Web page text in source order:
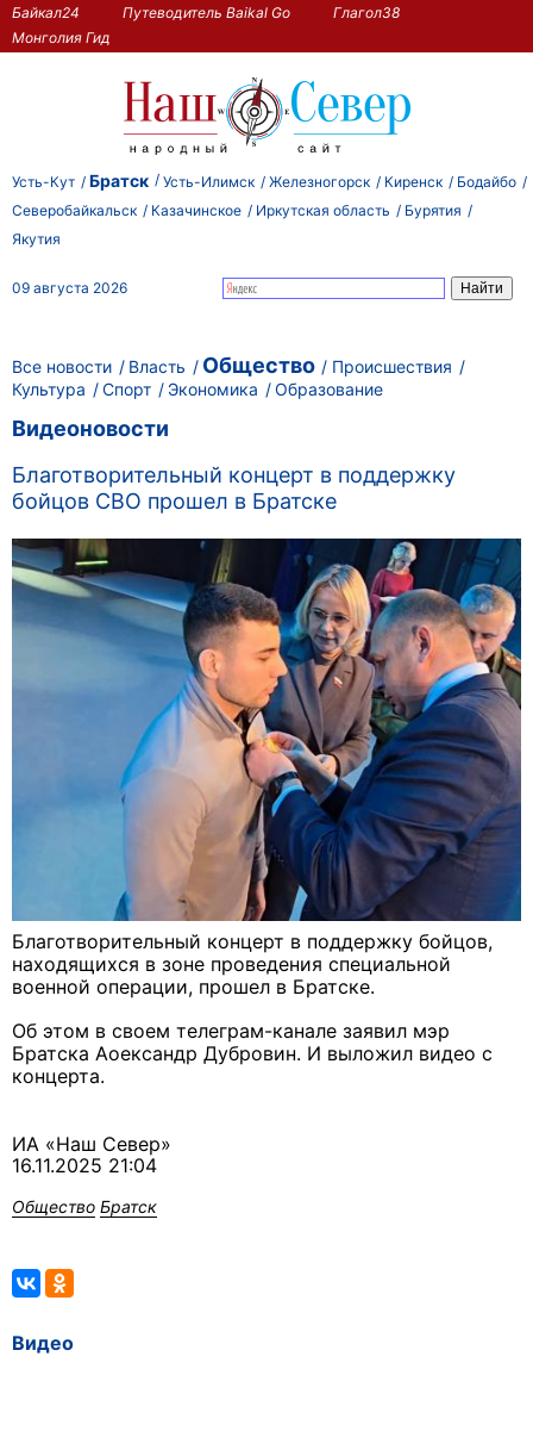
Байкал24 Путеводитель Baikal Go
Глагол38
Монголия Гид
Усть-Кут Братск Усть-Илимск Железногорск Киренск
Бодайбо
Северобайкальск
Казачинское Иркутская область
Бурятия
Якутия
09 августа 2026
Все новости Власть Общество
Происшествия
Культура
Спорт Экономика Образование
Видеоновости
Благотворительный концерт в поддержку
бойцов СВО прошел в Братске
Благотворительный концерт в поддержку бойцов,
находящихся в зоне проведения специальной
военной операции, прошел в Братске.
Об этом в своем телеграм-канале заявил мэр
Братска Аоександр Дубровин. И выложил видео с
концерта.
ИА «Наш Север»
16.11.2025 21:04
Общество Братск
Видео